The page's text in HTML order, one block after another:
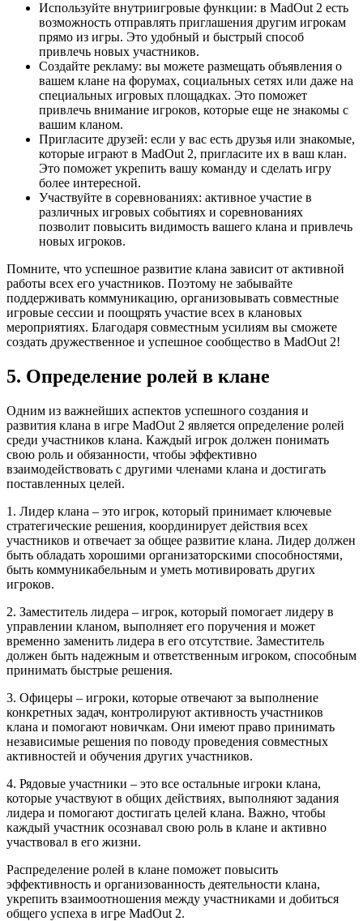
Используйте внутриигровые функции: в MadOut 2 есть
возможность отправлять приглашения другим игрокам
прямо из игры. Это удобный и быстрый способ
привлечь новых участников.
Создайте рекламу: вы можете размещать объявления о
вашем клане на форумах, социальных сетях или даже на
специальных игровых площадках. Это поможет
привлечь внимание игроков, которые еще не знакомы с
вашим кланом.
Пригласите друзей: если у вас есть друзья или знакомые,
которые играют в MadOut 2, пригласите их в ваш клан.
Это поможет укрепить вашу команду и сделать игру
более интересной.
Участвуйте в соревнованиях: активное участие в
различных игровых событиях и соревнованиях
позволит повысить видимость вашего клана и привлечь
новых игроков.
Помните, что успешное развитие клана зависит от активной
работы всех его участников. Поэтому не забывайте
поддерживать коммуникацию, организовывать совместные
игровые сессии и поощрять участие всех в клановых
мероприятиях. Благодаря совместным усилиям вы сможете
создать дружественное и успешное сообщество в MadOut 2!
5. Определение ролей в клане
Одним из важнейших аспектов успешного создания и
развития клана в игре MadOut 2 является определение ролей
среди участников клана. Каждый игрок должен понимать
свою роль и обязанности, чтобы эффективно
взаимодействовать с другими членами клана и достигать
поставленных целей.
1. Лидер клана – это игрок, который принимает ключевые
стратегические решения, координирует действия всех
участников и отвечает за общее развитие клана. Лидер должен
быть обладать хорошими организаторскими способностями,
быть коммуникабельным и уметь мотивировать других
игроков.
2. Заместитель лидера – игрок, который помогает лидеру в
управлении кланом, выполняет его поручения и может
временно заменить лидера в его отсутствие. Заместитель
должен быть надежным и ответственным игроком, способным
принимать быстрые решения.
3. Офицеры – игроки, которые отвечают за выполнение
конкретных задач, контролируют активность участников
клана и помогают новичкам. Они имеют право принимать
независимые решения по поводу проведения совместных
активностей и обучения других участников.
4. Рядовые участники – это все остальные игроки клана,
которые участвуют в общих действиях, выполняют задания
лидера и помогают достигать целей клана. Важно, чтобы
каждый участник осознавал свою роль в клане и активно
участвовал в его жизни.
Распределение ролей в клане поможет повысить
эффективность и организованность деятельности клана,
укрепить взаимоотношения между участниками и добиться
общего успеха в игре MadOut 2.